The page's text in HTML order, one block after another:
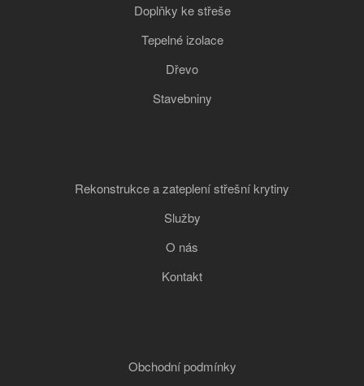
Doplňky ke střeše
Tepelné izolace
Dřevo
Stavebniny
Rekonstrukce a zateplení střešní krytiny
Služby
O nás
Kontakt
Obchodní podmínky